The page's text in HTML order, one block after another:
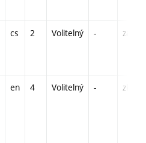
cs 2 Volitelný - zá
en 4 Volitelný - zk